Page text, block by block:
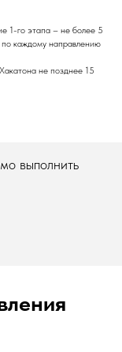
1-го этапа – не более 5
по каждому направлению
не позднее 15
выполнить